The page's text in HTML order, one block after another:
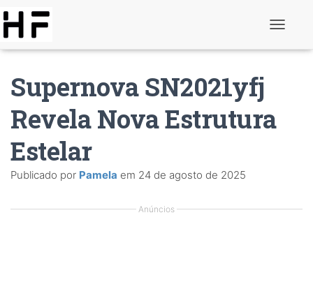
a
Supernova SN2021yfj
Revela Nova Estrutura
Estelar
Publicado por Pamela em 24 de agosto de 2025
Anúncios